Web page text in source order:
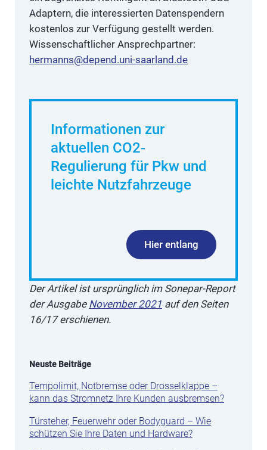
Adaptern, die interessierten Datenspendern
kostenlos zur Verfügung gestellt werden.
Wissenschaftlicher Ansprechpartner:
hermanns@depend.uni-saarland.de
Informationen zur
aktuellen CO2-
Regulierung für Pkw und
leichte Nutzfahrzeuge
Hier entlang
Der Artikel ist ursprünglich im Sonepar-Report
der Ausgabe November 2021 auf den Seiten
16/17 erschienen.
Neuste Beiträge
Tempolimit, Notbremse oder Drosselklappe –
kann das Stromnetz Ihre Kunden ausbremsen?
Türsteher, Feuerwehr oder Bodyguard – Wie
schützen Sie Ihre Daten und Hardware?